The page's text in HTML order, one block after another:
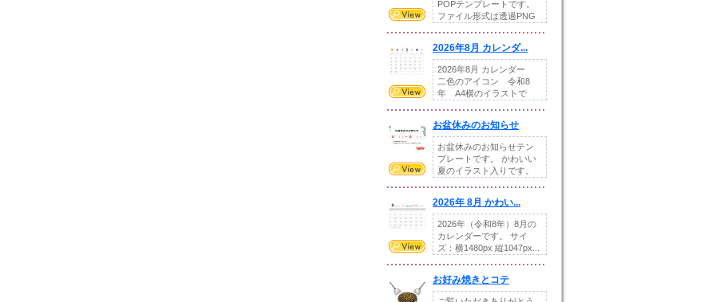
POPテンプレートです。
ファイル形式は透過PNG
2026年8月 カレンダ...
2026年8月 カレンダー
二色のアイコン 令和8
年 A4横のイラストで
お盆休みのお知らせ
お盆休みのお知らせテン
プレートです。 かわいい
夏のイラスト入りです。
2026年 8月 かわい...
2026年（令和8年）8月の
カレンダーです。 サイ
ズ：横1480px 縦1047px...
お好み焼きとコテ